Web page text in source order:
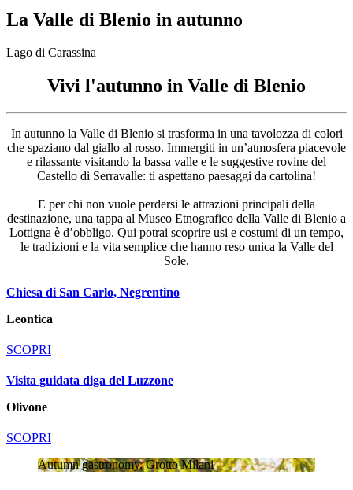
La Valle di Blenio in autunno
Lago di Carassina
Vivi l'autunno in Valle di Blenio
In autunno la Valle di Blenio si trasforma in una tavolozza di colori
che spaziano dal giallo al rosso. Immergiti in un’atmosfera piacevole
e rilassante visitando la bassa valle e le suggestive rovine del
Castello di Serravalle: ti aspettano paesaggi da cartolina!
E per chi non vuole perdersi le attrazioni principali della
destinazione, una tappa al Museo Etnografico della Valle di Blenio a
Lottigna è d’obbligo. Qui potrai scoprire usi e costumi di un tempo,
le tradizioni e la vita semplice che hanno reso unica la Valle del
Sole.
Chiesa di San Carlo, Negrentino
Leontica
SCOPRI
Visita guidata diga del Luzzone
Olivone
SCOPRI
Autumn gastronomy, Grotto Milani